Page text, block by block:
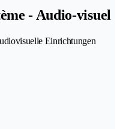
- Audio-visuel
Einrichtungen